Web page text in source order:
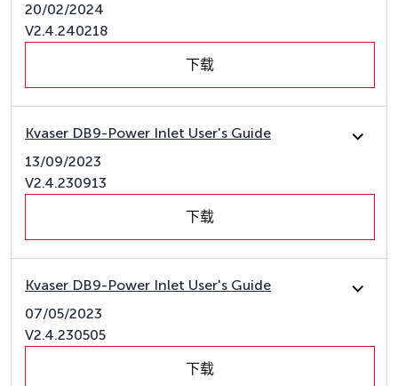
20/02/2024
V2.4.240218
下载
Kvaser DB9-Power Inlet User's Guide
13/09/2023
V2.4.230913
下载
Kvaser DB9-Power Inlet User's Guide
07/05/2023
V2.4.230505
下载